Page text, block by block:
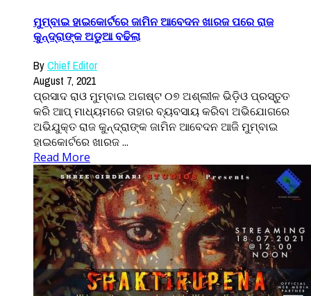
ମୁମ୍ବାଇ ହାଇକୋର୍ଟରେ ଜାମିନ ଆବେଦନ ଖାରଜ ପରେ ରାଜ
କୁନ୍ଦ୍ରାଙ୍କ ଅଡୁଆ ବଢିଲା
ByChief Editor
August 7, 2021
ପ୍ରସାଦ ରାଓ ମୁମ୍ବାଇ ଅଗଷ୍ଟ ୦୭ ଅଶ୍ଲୀଳ ଭିଡ଼ିଓ ପ୍ରସ୍ତୁତ
କରି ଆପ୍ ମାଧ୍ୟମରେ ତାହାର ବ୍ୟବସାୟ କରିବା ଅଭିଯୋଗରେ
ଅଭିଯୁକ୍ତ ରାଜ କୁନ୍ଦ୍ରାଙ୍କ ଜାମିନ ଆବେଦନ ଆଜି ମୁମ୍ବାଇ
ହାଇକୋର୍ଟରେ ଖାରଜ ...
Read More